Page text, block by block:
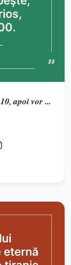
apoi vor ...